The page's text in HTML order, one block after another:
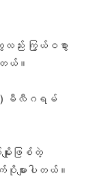
လည်း ကြွယ်ဝစွာ
တယ်။
) မီလီဂရမ်
းဖြစ်တဲ့
များပါတယ်။